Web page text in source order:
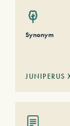
Synonym
JUNIPERUS